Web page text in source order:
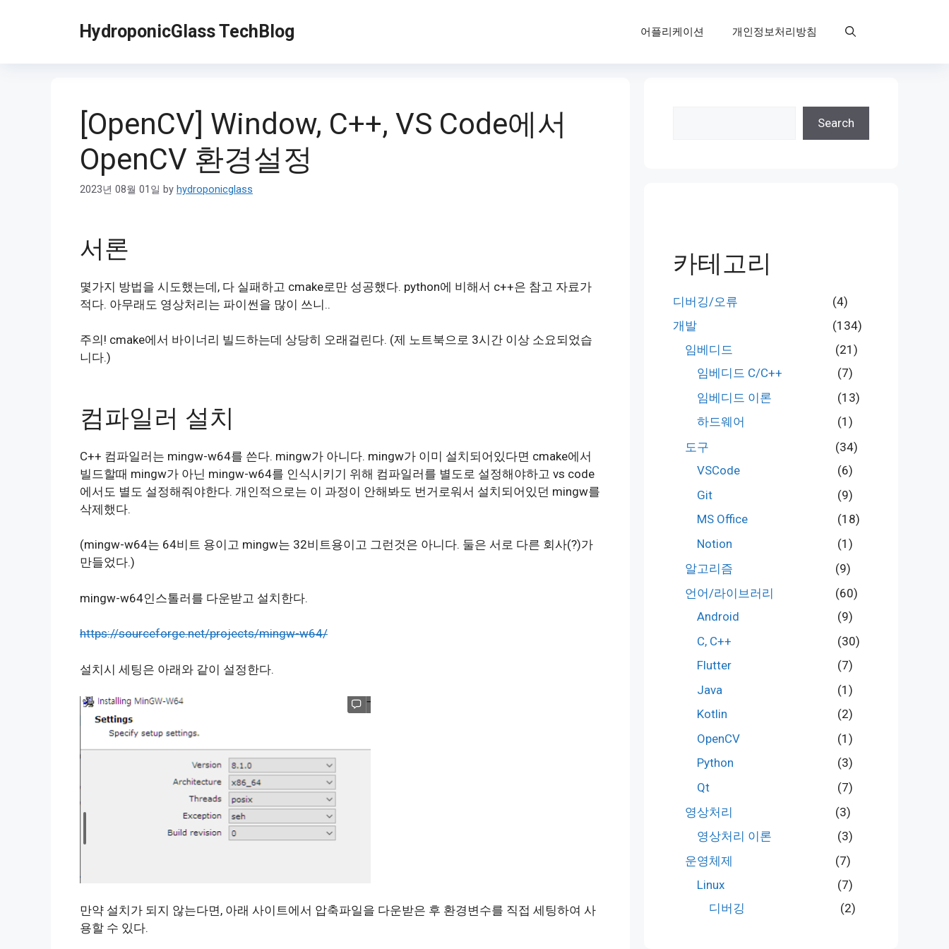
HydroponicGlass TechBlog 어플리케이션 개인정보처리방침
[OpenCV] Window, C++, VS Code에서
OpenCV 환경설정
2023년 08월 01일 by hydroponicglass
서론
몇가지 방법을 시도했는데, 다 실패하고 cmake로만 성공했다. python에 비해서 c++은 참고 자료가
적다. 아무래도 영상처리는 파이썬을 많이 쓰니..
주의! cmake에서 바이너리 빌드하는데 상당히 오래걸린다. (제 노트북으로 3시간 이상 소요되었습
니다.)
컴파일러 설치
C++ 컴파일러는 mingw-w64를 쓴다. mingw가 아니다. mingw가 이미 설치되어있다면 cmake에서
빌드할때 mingw가 아닌 mingw-w64를 인식시키기 위해 컴파일러를 별도로 설정해야하고 vs code
에서도 별도 설정해줘야한다. 개인적으로는 이 과정이 안해봐도 번거로워서 설치되어있던 mingw를
삭제했다.
(mingw-w64는 64비트 용이고 mingw는 32비트용이고 그런것은 아니다. 둘은 서로 다른 회사(?)가
만들었다.)
mingw-w64인스톨러를 다운받고 설치한다.
https://sourceforge.net/projects/mingw-w64/
설치시 세팅은 아래와 같이 설정한다.
만약 설치가 되지 않는다면, 아래 사이트에서 압축파일을 다운받은 후 환경변수를 직접 세팅하여 사
용할 수 있다.
Search
카테고리
디버깅/오류
(4)
개발
(134)
임베디드
(21)
임베디드 C/C++
(7)
임베디드 이론
(13)
하드웨어
(1)
도구
(34)
VSCode
(6)
Git
(9)
MS Office
(18)
Notion
(1)
알고리즘
(9)
언어/라이브러리
(60)
Android
(9)
C, C++
(30)
Flutter
(7)
Java
(1)
Kotlin
(2)
OpenCV
(1)
Python
(3)
Qt
(7)
영상처리
(3)
영상처리 이론
(3)
운영체제
(7)
Linux
(7)
디버깅
(2)